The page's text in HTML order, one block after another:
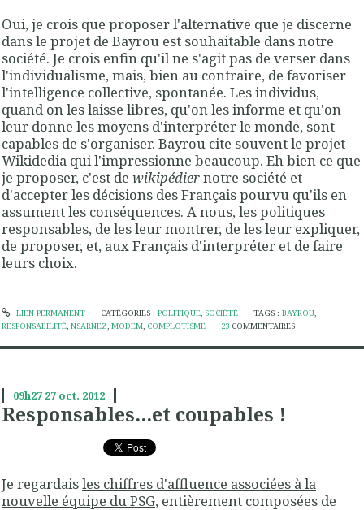
Oui, je crois que proposer l'alternative que je discerne
dans le projet de Bayrou est souhaitable dans notre
société. Je crois enfin qu'il ne s'agit pas de verser dans
l'individualisme, mais, bien au contraire, de favoriser
l'intelligence collective, spontanée. Les individus,
quand on les laisse libres, qu'on les informe et qu'on
leur donne les moyens d'interpréter le monde, sont
capables de s'organiser. Bayrou cite souvent le projet
Wikidedia qui l'impressionne beaucoup. Eh bien ce que
je proposer, c'est de wikipédiernotre société et
d'accepter les décisions des Français pourvu qu'ils en
assument les conséquences. A nous, les politiques
responsables, de les leur montrer, de les leur expliquer,
de proposer, et, aux Français d'interpréter et de faire
leurs choix.
LIEN PERMANENT CATÉGORIES : POLITIQUE, SOCIÉTÉ TAGS :BAYROU
RESPONSABILITÉ NSARNEZ MODEM COMPLOTISME 23 COMMENTAIRES
09h27 27 oct. 2012
Responsables...et coupables !
Je regardaisles chiffres d'affluence associées à la
nouvelle équipe du PSG, entièrement composées de